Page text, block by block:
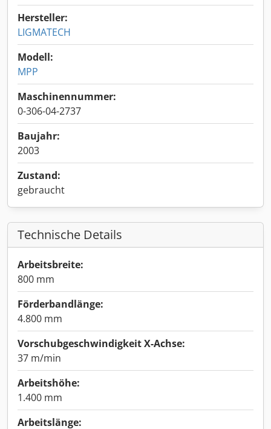
Hersteller:
LIGMATECH
Modell:
MPP
Maschinennummer:
0-306-04-2737
Baujahr:
2003
Zustand:
gebraucht
Technische Details
Arbeitsbreite:
800 mm
Förderbandlänge:
4.800 mm
Vorschubgeschwindigkeit X-Achse:
37 m/min
Arbeitshöhe:
1.400 mm
Arbeitslänge: